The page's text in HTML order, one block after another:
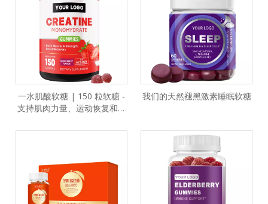
一水肌酸软糖 | 150 粒软糖 -
支持肌肉力量、运动恢复和认
我们的天然褪黑激素睡眠软糖